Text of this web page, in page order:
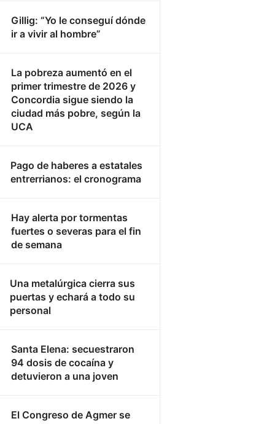
Gillig: “Yo le conseguí dónde
ir a vivir al hombre”
La pobreza aumentó en el
primer trimestre de 2026 y
Concordia sigue siendo la
ciudad más pobre, según la
UCA
Pago de haberes a estatales
entrerrianos: el cronograma
Hay alerta por tormentas
fuertes o severas para el fin
de semana
Una metalúrgica cierra sus
puertas y echará a todo su
personal
Santa Elena: secuestraron
94 dosis de cocaína y
detuvieron a una joven
El Congreso de Agmer se